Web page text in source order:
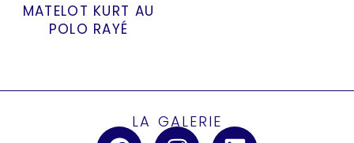
MATELOT KURT AU
POLO RAYÉ
LA GALERIE